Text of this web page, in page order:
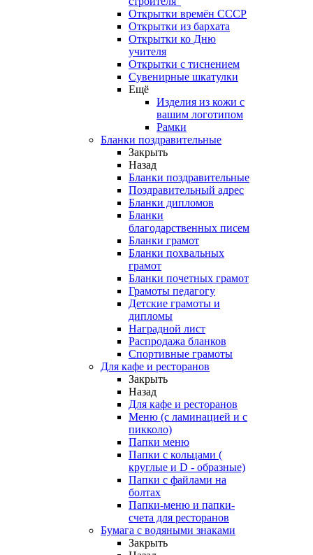
Открытки времён СССР
Открытки из бархата
Открытки ко Дню
учителя
Открытки с тиснением
Сувенирные шкатулки
Ещё
Изделия из кожи с
вашим логотипом
Рамки
Бланки поздравительные
Закрыть
Назад
Бланки поздравительные
Поздравительный адрес
Бланки дипломов
Бланки
благодарственных писем
Бланки грамот
Бланки похвальных
грамот
Бланки почетных грамот
Грамоты педагогу
Детские грамоты и
дипломы
Наградной лист
Распродажа бланков
Спортивные грамоты
Для кафе и ресторанов
Закрыть
Назад
Для кафе и ресторанов
Меню (с ламинацией и с
пикколо)
Папки меню
Папки с кольцами (
круглые и D - образные)
Папки с файлами на
болтах
Папки-меню и папки-
счета для ресторанов
Бумага с водяными знаками
Закрыть